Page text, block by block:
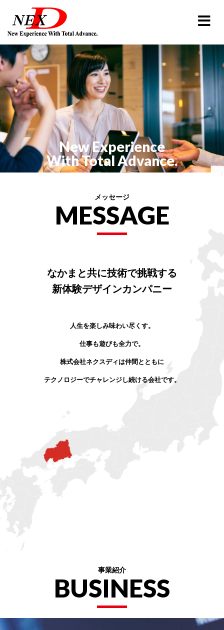
New Experience
With Total Advance.
メッセージ
MESSAGE
なかまと共に技術で挑戦する
新体験デザインカンパニー
人生を楽しみ味わい尽く す。
仕事も遊びも全力で。
株式会社ネクスディ は仲間 と と もに
テクノ ロ ジーでチャ レンジし続ける会社です。
事業紹介
BUSINESS